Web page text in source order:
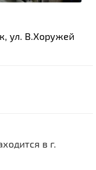
ул. В.Хоружей
в г.